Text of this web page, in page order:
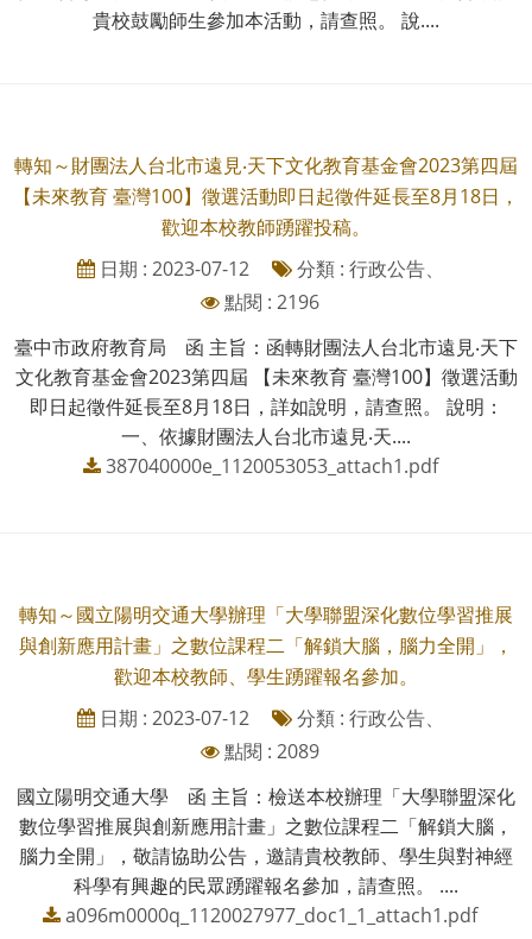
貴校鼓勵師生參加本活動，請查照。 說....
轉知～財團法人台北市遠見‧天下文化教育基金會2023第四屆
【未來教育 臺灣100】徵選活動即日起徵件延長至8月18日，
歡迎本校教師踴躍投稿。
日期 : 2023-07-12
分類 : 行政公告、
點閱 : 2196
臺中市政府教育局 函 主旨：函轉財團法人台北市遠見‧天下
文化教育基金會2023第四屆 【未來教育 臺灣100】徵選活動
即日起徵件延長至8月18日，詳如說明，請查照。 說明：
一、依據財團法人台北市遠見‧天....
387040000e_1120053053_attach1.pdf
轉知～國立陽明交通大學辦理「大學聯盟深化數位學習推展
與創新應用計畫」之數位課程二「解鎖大腦，腦力全開」，
歡迎本校教師、學生踴躍報名參加。
日期 : 2023-07-12
分類 : 行政公告、
點閱 : 2089
國立陽明交通大學 函 主旨：檢送本校辦理「大學聯盟深化
數位學習推展與創新應用計畫」之數位課程二「解鎖大腦，
腦力全開」，敬請協助公告，邀請貴校教師、學生與對神經
科學有興趣的民眾踴躍報名參加，請查照。 ....
a096m0000q_1120027977_doc1_1_attach1.pdf